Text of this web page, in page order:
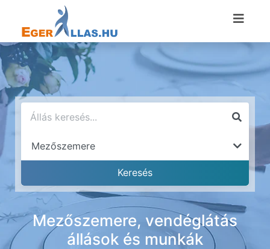
Mezőszemere, vendéglátás
állások és munkák